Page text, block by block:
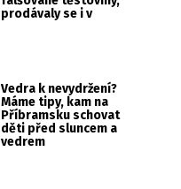
prodávaly se i v
Vedra k nevydržení?
Máme tipy, kam na
Příbramsku schovat
děti před sluncem a
vedrem